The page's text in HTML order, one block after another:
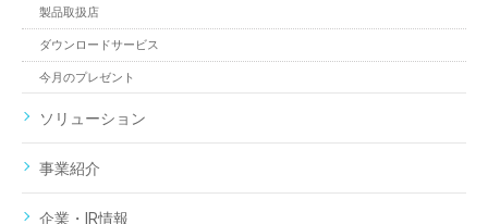
製品取扱店
ダウンロードサービス
今月のプレゼント
ソリューション
事業紹介
企業・IR情報